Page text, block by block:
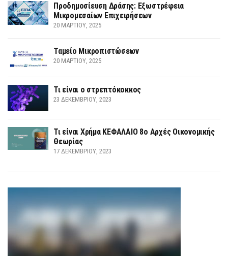
Προδημοσίευση Δράσης: Εξωστρέφεια
Μικρομεσαίων Επιχειρήσεων
20 ΜΑΡΤΊΟΥ, 2025
Ταμείο Μικροπιστώσεων
20 ΜΑΡΤΊΟΥ, 2025
Τι είναι ο στρεπτόκοκκος
23 ΔΕΚΕΜΒΡΊΟΥ, 2023
Τι είναι Χρήμα ΚΕΦΑΛΑΙΟ 8ο Αρχές Οικονομικής
Θεωρίας
17 ΔΕΚΕΜΒΡΊΟΥ, 2023